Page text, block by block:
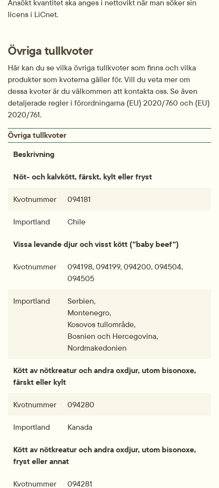
Ansökt kvantitet ska anges i nettovikt när man söker sin
licens i LiCnet.
Övriga tullkvoter
Här kan du se vilka övriga tullkvoter som finns och vilka
produkter som kvoterna gäller för. Vill du veta mer om
dessa kvoter är du välkommen att kontakta oss. Se även
detaljerade regler i förordningarna (EU) 2020/760 och (EU)
2020/761.
Övriga tullkvoter
Beskrivning
Nöt- och kalvkött, färskt, kylt eller fryst
Kvotnummer 094181
Importland Chile
Vissa levande djur och visst kött (”baby beef”)
Kvotnummer
094198, 094199, 094200, 094504,
094505
Importland
Serbien,
Montenegro,
Kosovos tullområde,
Bosnien och Hercegovina,
Nordmakedonien
Kött av nötkreatur och andra oxdjur, utom bisonoxe,
färskt eller kylt
Kvotnummer 094280
Importland Kanada
Kött av nötkreatur och andra oxdjur, utom bisonoxe,
fryst eller annat
Kvotnummer 094281